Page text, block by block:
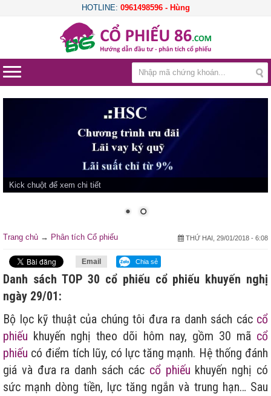
HOTLINE: 0961498596 - Hùng
Kick chuột để xem chi tiết
Trang chủ → Phân tích Cổ phiếu THỨ HAI, 29/01/2018 - 6:08
Email Chia sẻ
Danh sách TOP 30 cổ phiếu cổ phiếu khuyến nghị
ngày 29/01:
Bộ lọc kỹ thuật của chúng tôi đưa ra danh sách các cổ
phiếu khuyến nghị theo dõi hôm nay, gồm 30 mã cổ
phiếu có điểm tích lũy, có lực tăng mạnh. Hệ thống đánh
giá và đưa ra danh sách các cổ phiếu khuyến nghị có
sức mạnh dòng tiền, lực tăng ngắn và trung hạn… Sau